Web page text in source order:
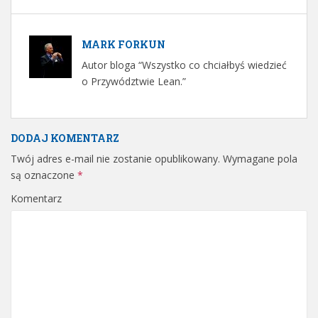
MARK FORKUN
Autor bloga “Wszystko co chciałbyś wiedzieć
o Przywództwie Lean.”
DODAJ KOMENTARZ
Twój adres e-mail nie zostanie opublikowany. Wymagane pola
są oznaczone *
Komentarz